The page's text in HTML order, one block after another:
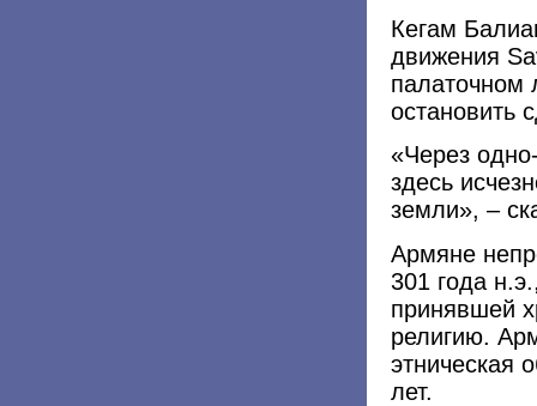
Кегам
движения
палаточном
остановить
«Через
здесь
земли», –
Армяне
301 года
принявшей
религию.
этническая
лет.